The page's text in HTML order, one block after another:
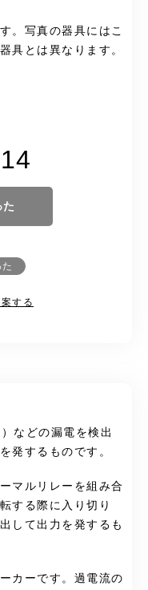
。写真の器具にはこ
具とは異なります。
14
た
た
する
などの漏電を検出
発するものです。
マルリレーを組み合
する際に入り切り
して出力を発するも
カーです。過電流の